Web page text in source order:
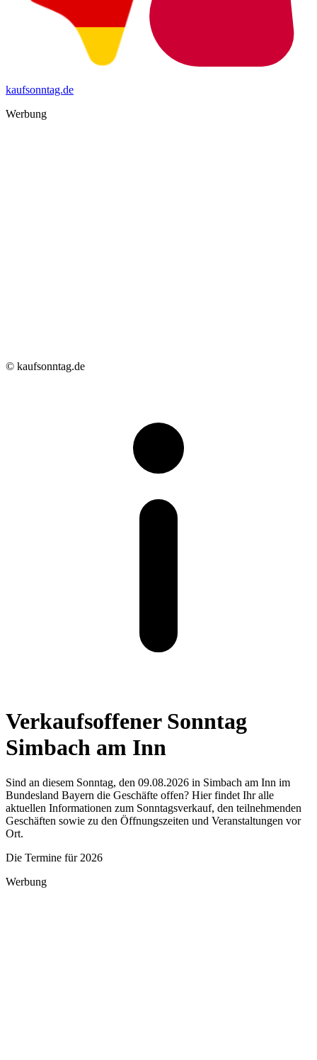
kaufsonntag.de
Werbung
© kaufsonntag.de
Verkaufsoffener Sonntag
Simbach am Inn
Sind an diesem Sonntag, den 09.08.2026 in Simbach am Inn im
Bundesland Bayern die Geschäfte offen? Hier findet Ihr alle
aktuellen Informationen zum Sonntagsverkauf, den teilnehmenden
Geschäften sowie zu den Öffnungszeiten und Veranstaltungen vor
Ort.
Die Termine für 2026
Werbung